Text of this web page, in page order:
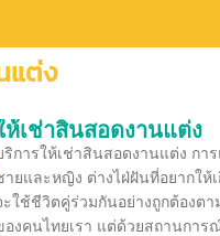
แต่ง
ห้เช่าสินสอดงานแต่ง
ริการให้เช่าสินสอดงานแต่ง กา
ายและหญิง ต่างไฝ่ฝันที่อยากให้
ะใช้ชีวิตคู่ร่วมกันอย่างถูกต้องต
องคนไทยเรา แต่ด้วยสถานการณ์